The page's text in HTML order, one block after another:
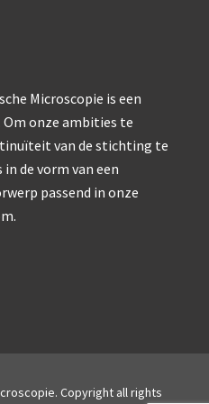
Heurck’ (ca. 1900)
1925)
(1955-1957)
(1955-1965)
McArthur type (1959-
(ca. 1965)
Microscopie is een
onze ambities te
van de stichting te
de vorm van een
passend in onze
Copyright all rights